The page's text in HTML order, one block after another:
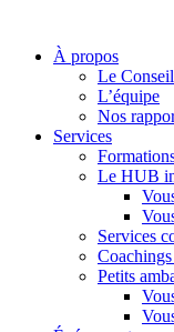
À propos
Le
L’équipe
Nos
Services
Le HUB
Services
Petits